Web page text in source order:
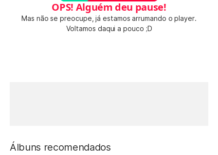
OPS! Alguém deu pause!
Mas não se preocupe, já estamos arrumando o player.
Voltamos daqui a pouco ;D
Álbuns recomendados